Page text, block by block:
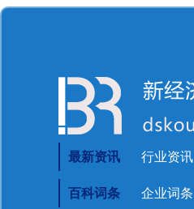
最新资讯 行业资讯
百科词条 企业词条